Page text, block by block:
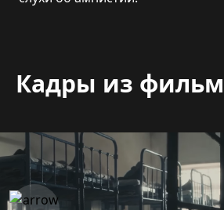
Кадры из